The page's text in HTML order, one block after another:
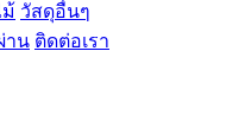
ม้ วัสดุอื่นๆ
าน ติดต่อเรา